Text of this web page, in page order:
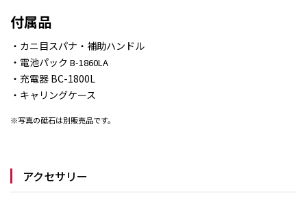
付属品
・カニ目スパナ・補助ハンドル
・電池パック B-1860LA
・充電器 BC-1800L
・キャリングケース
※写真の砥石は別販売品です。
アクセサリー